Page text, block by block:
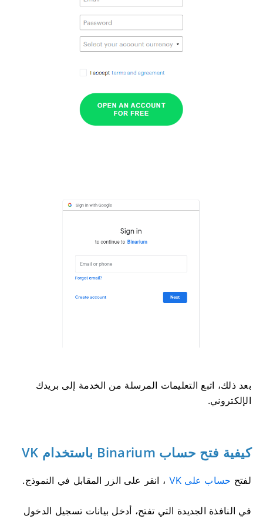
بعد ذلك، اتبع التعليمات المرسلة من الخدمة إلى بريدك
الإلكتروني.
كيفية فتح حساب Binarium باستخدام VK
لفتح حساب على VK ، انقر على الزر المقابل في النموذج.
في النافذة الجديدة التي تفتح، أدخل بيانات تسجيل الدخول